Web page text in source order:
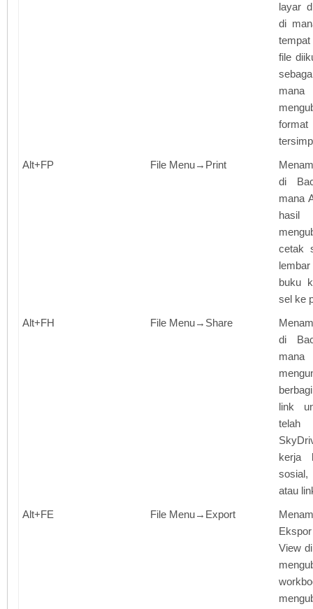
layar
di
file
format
Alt+FP
File Menu→Print
di
mana
cetak
buku
sel ke
Alt+FH
File Menu→Share
di
link
kerja
atau
Alt+FE
File Menu→Export
View